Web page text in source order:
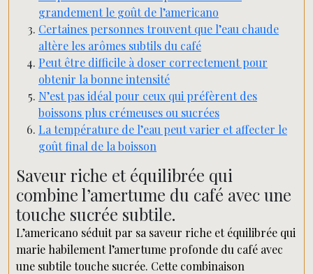
grandement le goût de l’americano
Certaines personnes trouvent que l’eau chaude
altère les arômes subtils du café
Peut être difficile à doser correctement pour
obtenir la bonne intensité
N’est pas idéal pour ceux qui préfèrent des
boissons plus crémeuses ou sucrées
La température de l’eau peut varier et affecter le
goût final de la boisson
Saveur riche et équilibrée qui
combine l’amertume du café avec une
touche sucrée subtile.
L’americano séduit par sa saveur riche et équilibrée qui
marie habilement l’amertume profonde du café avec
une subtile touche sucrée. Cette combinaison